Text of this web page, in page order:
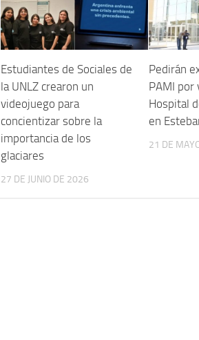
Estudiantes de Sociales de
la UNLZ crearon un
videojuego para
concientizar sobre la
importancia de los
glaciares
27 DE JUNIO DE 2026
Pedirán
PAMI por
Hospital
en
21 DE